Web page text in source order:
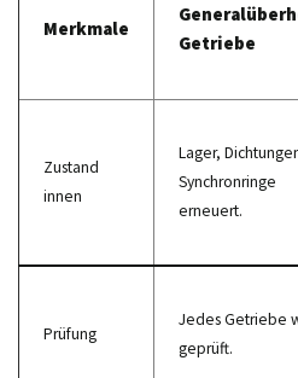
Merkmale
Getriebe
Zustand
innen
Lager,
Synchronringe
erneuert.
Prüfung
Jedes Getriebe
geprüft.